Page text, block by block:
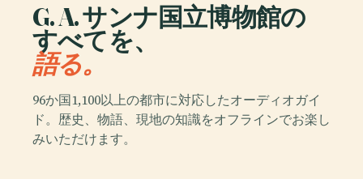
G. A. サンナ国立博物館の
すべてを、
語る。
96か国1,100以上の都市に対応したオーディオガイ
ド。歴史、物語、現地の知識をオフラインでお楽し
みいただけます。